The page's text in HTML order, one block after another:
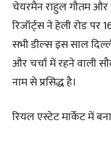
चेयरमैन राहुल गौतम और
रिजॉर्ट्स ने हेली रोड
सभी डील्स इस साल
और चर्चा में रहने वाली
नाम से प्रसिद्ध है।
रियल एस्टेट मार्केट में